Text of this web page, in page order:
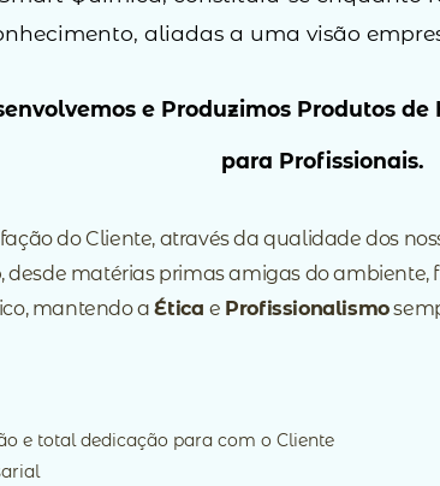
aliadas a uma visão
e Produzimos Produtos
para Profissionais.
do Cliente, através da qualidade dos
, desde matérias primas amigas do ambiente,
mantendo aÉtica e Profissionalismo
e total dedicação para com o Cliente